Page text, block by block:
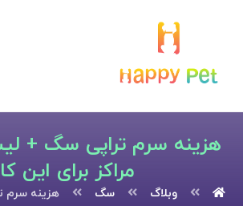
هزینه سرم تراپی سگ +
مراکز برای این
وبلاگ سگ هزینه سرم